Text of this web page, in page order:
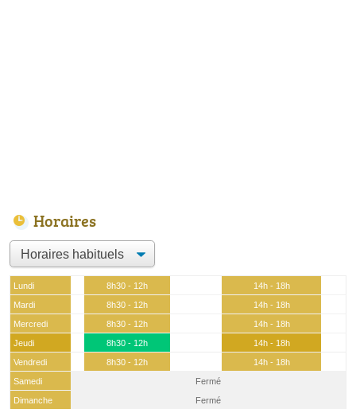
Horaires
Lundi 8h30 - 12h
14h - 18h
Mardi
8h30 - 12h
14h - 18h
Mercredi
8h30 - 12h
14h - 18h
Jeudi
8h30 - 12h
14h - 18h
Vendredi
8h30 - 12h
14h - 18h
Samedi
Fermé
Dimanche
Fermé